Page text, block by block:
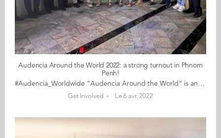
Audencia Around the World 2022: a strong turnout in Phnom
Penh!
#Audencia_Worldwide “Audencia Around the World” is an event for alumni and students who are currently living and working in different cities worldwide. In 2022, for its fourth edition, Audencians around the world are embarking on a slightly different journey. With a nod to the School's motto “never stop daring”, alumni ambassadors have been creative, inventive and resourceful in devising daring challenges across the globe. The journey began on 17 March, and travels to cities on all five continents for a full month before coming to a close on 18 April. A special mention goes to the thriving alumni community in Phnom Penh who, with the encouragements of Seang Sok (MSc IM 10), turned out in force for a rooftop dinner. With a gathering of alumni who studied in Nantes over a decade apart, the event was a great success. Thyda Pov (MBA 2016) declared "It’s a great catch-up with all the alumni. The highlight of the evening is sharing the story of how we spent our time in France when we first moved in. We continue to support each other and hope to meet more of our alumni in the next gathering." We currently have the following dates on our daring list: 17 March New York: kick off session for a one-month compost challenge 18 March Phnom Penh: river cleanup 19 March Tokyo: 5km race around the imperial palace 20 March Barcelona: 5km run 22 March Hong Kong: online escape game 23 March Geneva: night swim in Lake Leman 24 March Munich: gathering with Uwe Supper (Audencia's favourite professor!) 25 March Madrid: climate mural 26 March San Francisco: bike challenge 26 March Chengdu: fun sport 26 March Algiers: forest clean 26 March Dubai: cycle trek in the desert 30 March Ontario: AAGEF networking & winetasting 31 March Amsterdam: afterwork with students 01 April Phnom Penh: Cambodian alumni dinner 02 April Baku: online gathering 03 April Beijing: city tour on bike 03 April Shenzhen: hiking along Shenzhen bay 03 April Washington DC: inaugural meetup 06 April Singapore: drinks & discussion 07 April Düsseldorf: Breton crêpes with Uwe Supper (again!) 08 April Melbourne: coffee before work 09 April Vung Tao: Trifactor swim 1.5km bike 80km run 20km 14 April Casablanca: ftoor 14 April Algiers: electing the class ambassador 14 April Milan: official launch of the Chapter 17 April Shanghai: plogging along Huangpu River [CANCELLED] 17 April Toronto: CN Tower edgewalk 18 April Boston: cheering on Léa at the Boston Marathon 23 April Luxembourg: jogging in the Grand Duchy More dates will be coming soon for Dallas, Montréal, Sao Paulo and more… And, throughout the event, from 17 March to 18 April, take a selfie showing your daring achievement (sporting, sustainable, nutritional… the choice is yours!) Can’t find anything near you? Drop us a line and we’ll help you set up an event!
Get Involved Le 6 avr. 2022